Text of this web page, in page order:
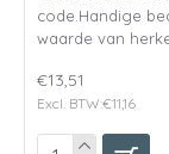
code.Handige
waarde van
€13,51
Excl. BTW:€11,16